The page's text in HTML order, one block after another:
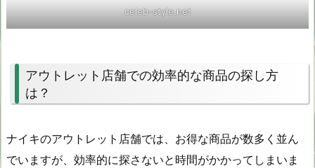
celeb-style.net
アウトレット店舗での効率的な商品の探し方
は？
ナイキのアウトレット店舗では、お得な商品が数多く並ん
でいますが、効率的に探さないと時間がかかってしまいま